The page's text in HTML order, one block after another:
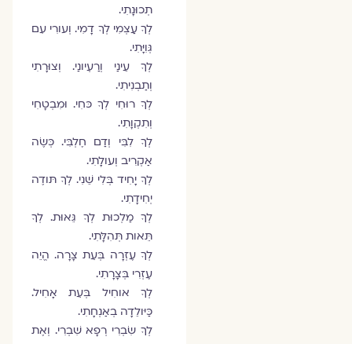
תְכוּנָתִי.
לְךָ עַצְמִי לְךָ דָמִי. וְעורִי עִם
גְּוִיָּתִי.
לְךָ עֵינַי וְרַעְיונַי. וְצוּרָתִי
וְתַבְנִיתִי.
לְךָ רוּחִי לְךָ כּחִי. וּמִבְטָחִי
וְתִקְוָתִי.
לְךָ לִבִּי וְדַם חֶלְבִּי. כְּשֶׂה
אַקְרִיב וְעולָתִי.
לְךָ יָחִיד בְּלִי שֵׁנִי. לְךָ תּודֶה
יְחִידָתִי.
לְךָ מַלְכוּת לְךָ גֵּאוּת. לְךָ
תֵּאות תְּהִלָּתִי.
לְךָ עֶזְרָה בְּעֵת צָרָה. הֱיֵה
עֶזְרִי בְּצָרָתִי.
לְךָ אוחִיל בְּעֵת אָחִיל.
כַּיּולֵדָה בְאַנְחָתִי.
לְךָ שִׂבְרִי רְפָא שִׁבְרִי. וְאֶת